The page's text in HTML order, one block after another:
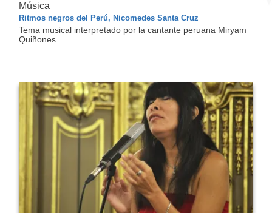
Música
Ritmos negros del Perú, Nicomedes Santa Cruz
Tema musical interpretado por la cantante peruana Miryam
Quiñones